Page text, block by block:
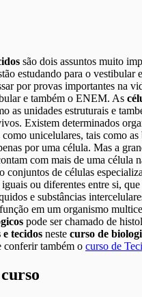
são dois assuntos muito
estudando para o vestibular
por provas importantes na
e também o ENEM. As
as unidades estruturais e
Existem determinados
unicelulares, tais como as
por uma célula. Mas a
com mais de uma célula
conjuntos de células
ou diferentes entre si,
e substâncias
em um organismo
pode ser chamado de
e tecidos neste curso de
conferir também o curso de